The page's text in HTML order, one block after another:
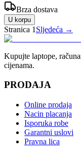
Brza dostava
U korpu
Stranica 1 Sljedeća →
Kupujte laptope,
cijenama.
PRODAJA
Online prodaja
Nacin placanja
Isporuka robe
Garantni uslovi
Pravna lica